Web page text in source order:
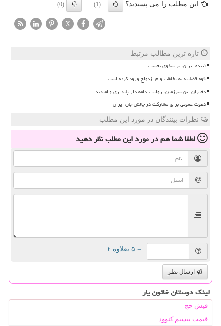
این مطلب را می پسندید؟ (1)
(0)
X
تازه ترین مطالب مرتبط
آینده ایران، بر سکوی نخست
قوه قضاییه به تخلفات وام ازدواج ورود کرده است
دختران این سرزمین، روایت ادامه دار پایداری و امیدند
دعوت عمومی برای مشارکت در چالش جان ایران
نظرات بینندگان در مورد این مطلب
لطفا شما همدر مورد این مطلبنظر دهید
= ۵ بعلاوه ۲
ارسال نظر
لینک دوستان خاتون یار
فیش حج
قیمت بیسیم کنوود